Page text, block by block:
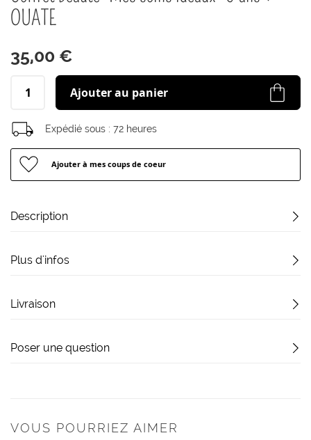
début
de
d’images
OUATE
35,00 €
Ajouter au panier
Expédié sous : 72 heures
Ajouter à mes coups de coeur
Description
Plus d'infos
Livraison
Poser une question
VOUS POURRIEZ AIMER